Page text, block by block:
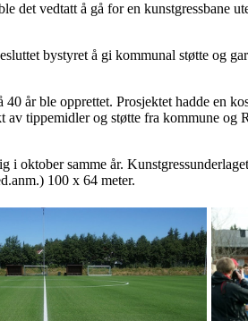
det vedtatt å gå for en kunstgressbane
bystyret å gi kommunal støtte og
år ble opprettet. Prosjektet hadde en
tippemidler og støtte fra kommune og
oktober samme år.
100 x 64 meter.